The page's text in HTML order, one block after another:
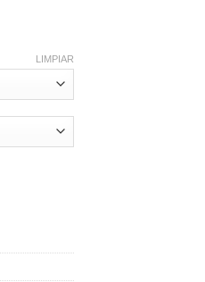
LIMPIAR